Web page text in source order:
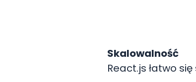
Skalowalność
React.js łatwo